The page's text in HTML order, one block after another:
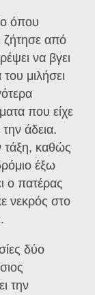
όπου
ζήτησε από
να βγει
μιλήσει
που είχε
άδεια.
τάξη, καθώς
έξω
ο πατέρας
νεκρός στο
δύο
την